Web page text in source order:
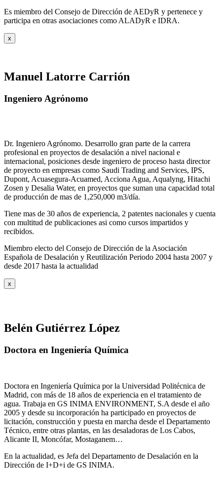
Es miembro del Consejo de Dirección de AEDyR y pertenece y
participa en otras asociaciones como ALADyR e IDRA.
x
Manuel Latorre Carrión
Ingeniero Agrónomo
Dr. Ingeniero Agrónomo. Desarrollo gran parte de la carrera
profesional en proyectos de desalación a nivel nacional e
internacional, posiciones desde ingeniero de proceso hasta director
de proyecto en empresas como Saudi Trading and Services, IPS,
Dupont, Acuasegura-Acuamed, Acciona Agua, Aqualyng, Hitachi
Zosen y Desalia Water, en proyectos que suman una capacidad total
de producción de mas de 1,250,000 m3/día.
Tiene mas de 30 años de experiencia, 2 patentes nacionales y cuenta
con multitud de publicaciones asi como cursos impartidos y
recibidos.
Miembro electo del Consejo de Dirección de la Asociación
Española de Desalación y Reutilización Periodo 2004 hasta 2007 y
desde 2017 hasta la actualidad
x
Belén Gutiérrez López
Doctora en Ingeniería Química
Doctora en Ingeniería Química por la Universidad Politécnica de
Madrid, con más de 18 años de experiencia en el tratamiento de
agua. Trabaja en GS INIMA ENVIRONMENT, S.A desde el año
2005 y desde su incorporación ha participado en proyectos de
licitación, construcción y puesta en marcha desde el Departamento
Técnico, entre otras plantas, en las desaladoras de Los Cabos,
Alicante II, Moncófar, Mostaganem…
En la actualidad, es Jefa del Departamento de Desalación en la
Dirección de I+D+i de GS INIMA.